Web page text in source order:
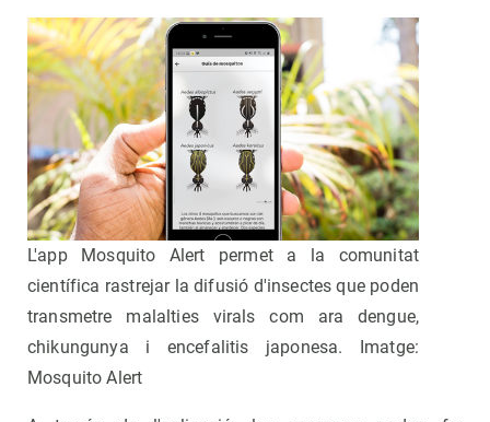
L'app Mosquito Alert permet a la comunitat
científica rastrejar la difusió d'insectes que poden
transmetre malalties virals com ara dengue,
chikungunya i encefalitis japonesa. Imatge:
Mosquito Alert